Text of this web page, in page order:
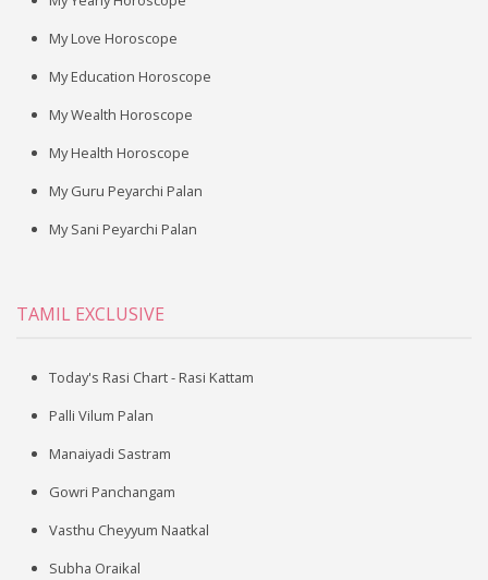
My Love Horoscope
My Education Horoscope
My Wealth Horoscope
My Health Horoscope
My Guru Peyarchi Palan
My Sani Peyarchi Palan
TAMIL EXCLUSIVE
Today's Rasi Chart - Rasi Kattam
Palli Vilum Palan
Manaiyadi Sastram
Gowri Panchangam
Vasthu Cheyyum Naatkal
Subha Oraikal